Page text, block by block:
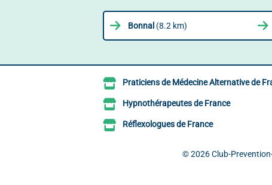
Bonnal (8.2 km)
Praticiens de Médecine Alternative de
Hypnothérapeutes de France
Réflexologues de France
© 2026 Club-